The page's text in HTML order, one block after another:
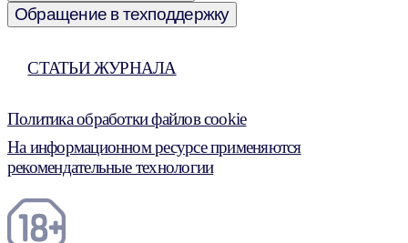
Обращение в техподдержку
СТАТЬИ ЖУРНАЛА
Политика обработки файлов cookie
На информационном ресурсе применяются
рекомендательные технологии